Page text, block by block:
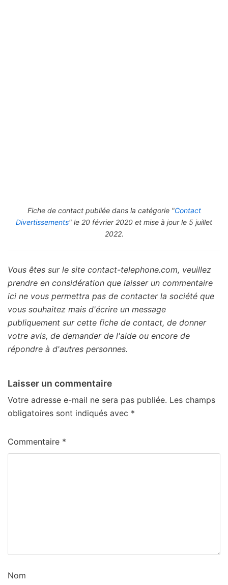
Fiche de contact publiée dans la catégorie "Contact
Divertissements" le 20 février 2020 et mise à jour le 5 juillet
2022.
Vous êtes sur le site contact-telephone.com, veuillez
prendre en considération que laisser un commentaire
ici ne vous permettra pas de contacter la société que
vous souhaitez mais d'écrire un message
publiquement sur cette fiche de contact, de donner
votre avis, de demander de l'aide ou encore de
répondre à d'autres personnes.
Laisser un commentaire
Votre adresse e-mail ne sera pas publiée. Les champs
obligatoires sont indiqués avec *
Commentaire *
Nom